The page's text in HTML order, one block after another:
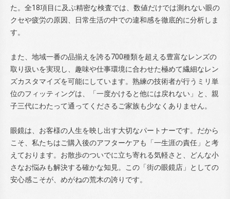
た。全18項目に及ぶ精密な検査では、数値だけでは測れない眼の
クセや疲労の原因、日常生活の中での違和感を徹底的に分析しま
す。
また、地域一番の品揃えを誇る700種類を超える豊富なレンズの
取り扱いを実現し、趣味や仕事環境に合わせた極めて繊細なレン
ズカスタマイズを可能にしています。熟練の技術者が行うミリ単
位のフィッティングは、「一度かけると他には戻れない」と、親
子三代にわたって通ってくださるご家族も少なくありません。
眼鏡は、お客様の人生を映し出す大切なパートナーです。だから
こそ、私たちはご購入後のアフターケアも「一生涯の責任」と考
えております。お散歩のついでに立ち寄れる気軽さと、どんな小
さなお悩みも解決する確かな知見。この「街の眼鏡店」としての
安心感こそが、めがねの荒木の誇りです。